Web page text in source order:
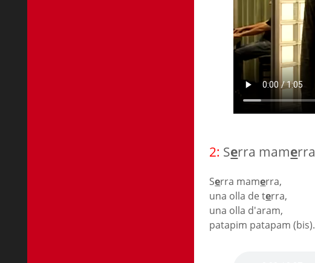
2: Serra mamerra
Serra mamerra,
una olla de terra,
una olla d'aram,
patapim patapam (bis).